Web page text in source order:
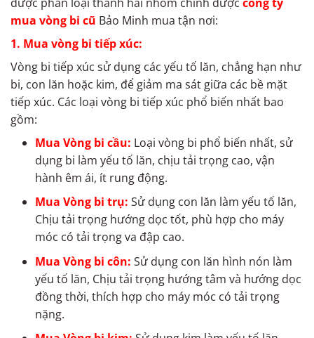
mua vòng bi cũ Bảo Minh mua tận nơi:
1. Mua vòng bi tiếp xúc:
Vòng bi tiếp xúc sử dụng các yếu tố lăn, chẳng hạn như
bi, con lăn hoặc kim, để giảm ma sát giữa các bề mặt
tiếp xúc. Các loại vòng bi tiếp xúc phổ biến nhất bao
gồm:
Mua Vòng bi cầu: Loại vòng bi phổ biến nhất, sử
dụng bi làm yếu tố lăn, chịu tải trọng cao, vận
hành êm ái, ít rung động.
Mua Vòng bi trụ: Sử dụng con lăn làm yếu tố lăn,
Chịu tải trọng hướng dọc tốt, phù hợp cho máy
móc có tải trọng va đập cao.
Mua Vòng bi côn: Sử dụng con lăn hình nón làm
yếu tố lăn, Chịu tải trọng hướng tâm và hướng dọc
đồng thời, thích hợp cho máy móc có tải trọng
nặng.